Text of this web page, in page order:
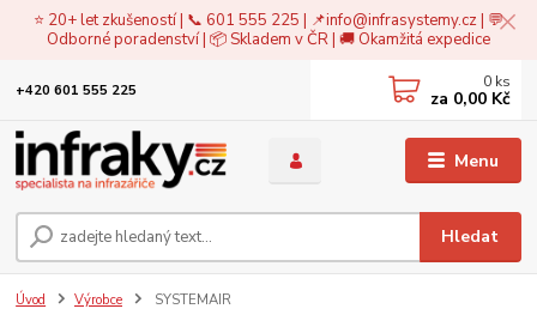
⭐ 20+ let zkušeností | 📞 601 555 225 | 📌info@infrasystemy.cz| 💬
Odborné poradenství | 📦 Skladem v ČR | 🚚 Okamžitá expedice
Menu
Hledat
+420 601 555 225 0 ks
za 0,00 Kč
Úvod Výrobce SYSTEMAIR